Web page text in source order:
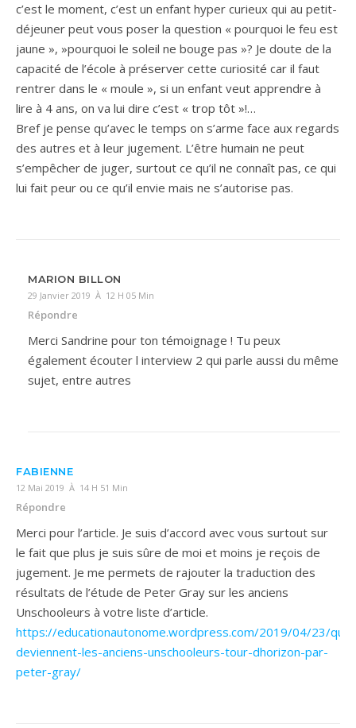
c’est le moment, c’est un enfant hyper curieux qui au petit-
déjeuner peut vous poser la question « pourquoi le feu est
jaune », »pourquoi le soleil ne bouge pas »? Je doute de la
capacité de l’école à préserver cette curiosité car il faut
rentrer dans le « moule », si un enfant veut apprendre à
lire à 4 ans, on va lui dire c’est « trop tôt »!…
Bref je pense qu’avec le temps on s’arme face aux regards
des autres et à leur jugement. L’être humain ne peut
s’empêcher de juger, surtout ce qu’il ne connaît pas, ce qui
lui fait peur ou ce qu’il envie mais ne s’autorise pas.
MARION BILLON
29 Janvier 2019 À 12 H 05 Min
Répondre
Merci Sandrine pour ton témoignage ! Tu peux
également écouter l interview 2 qui parle aussi du même
sujet, entre autres
FABIENNE
12 Mai 2019 À 14 H 51 Min
Répondre
Merci pour l’article. Je suis d’accord avec vous surtout sur
le fait que plus je suis sûre de moi et moins je reçois de
jugement. Je me permets de rajouter la traduction des
résultats de l’étude de Peter Gray sur les anciens
Unschooleurs à votre liste d’article.
https://educationautonome.wordpress.com/2019/04/23/que-
deviennent-les-anciens-unschooleurs-tour-dhorizon-par-
peter-gray/